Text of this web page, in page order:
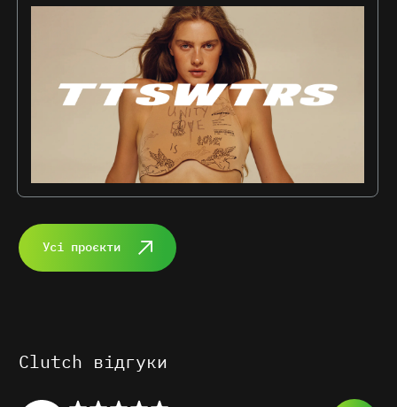
Усі проєкти
Clutch відгуки